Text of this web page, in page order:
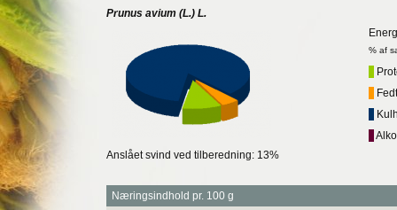
Prunus avium (L.) L.
% af
Anslået svind ved tilberedning: 13%
Næringsindhold pr. 100 g